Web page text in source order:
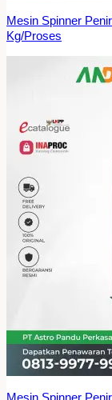
Mesin Spinner
Kg/Proses